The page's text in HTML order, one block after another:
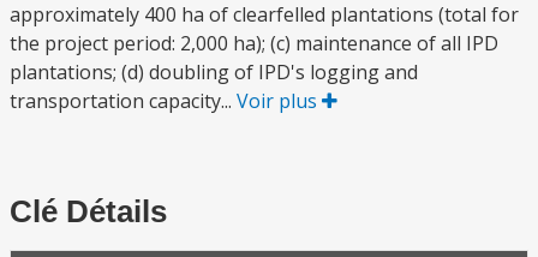
approximately 400 ha of clearfelled plantations (total for
the project period: 2,000 ha); (c) maintenance of all IPD
plantations; (d) doubling of IPD's logging and
transportation capacity... Voir plus
Clé Détails